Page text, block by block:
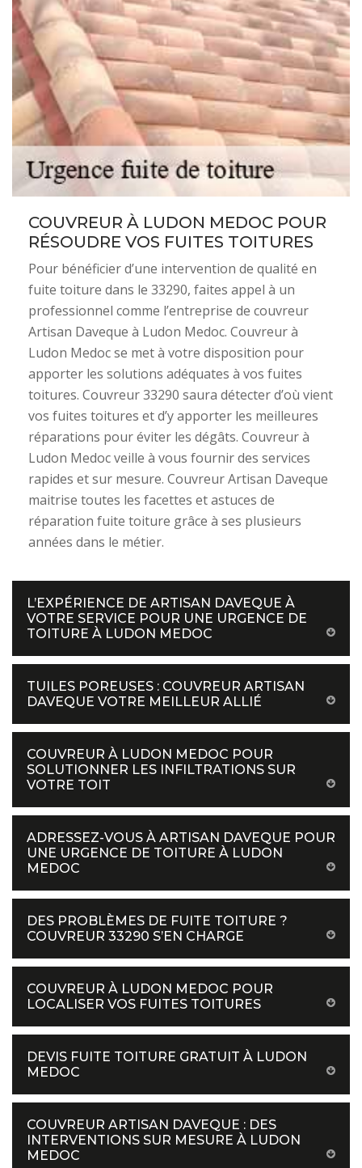
COUVREUR À LUDON MEDOC POUR
RÉSOUDRE VOS FUITES TOITURES
Pour bénéficier d’une intervention de qualité en
fuite toiture dans le 33290, faites appel à un
professionnel comme l’entreprise de couvreur
Artisan Daveque à Ludon Medoc. Couvreur à
Ludon Medoc se met à votre disposition pour
apporter les solutions adéquates à vos fuites
toitures. Couvreur 33290 saura détecter d’où vient
vos fuites toitures et d’y apporter les meilleures
réparations pour éviter les dégâts. Couvreur à
Ludon Medoc veille à vous fournir des services
rapides et sur mesure. Couvreur Artisan Daveque
maitrise toutes les facettes et astuces de
réparation fuite toiture grâce à ses plusieurs
années dans le métier.
L’EXPÉRIENCE DE ARTISAN DAVEQUE À
VOTRE SERVICE POUR UNE URGENCE DE
TOITURE À LUDON MEDOC
TUILES POREUSES : COUVREUR ARTISAN
DAVEQUE VOTRE MEILLEUR ALLIÉ
COUVREUR À LUDON MEDOC POUR
SOLUTIONNER LES INFILTRATIONS SUR
VOTRE TOIT
ADRESSEZ-VOUS À ARTISAN DAVEQUE POUR
UNE URGENCE DE TOITURE À LUDON
MEDOC
DES PROBLÈMES DE FUITE TOITURE ?
COUVREUR 33290 S’EN CHARGE
COUVREUR À LUDON MEDOC POUR
LOCALISER VOS FUITES TOITURES
DEVIS FUITE TOITURE GRATUIT À LUDON
MEDOC
COUVREUR ARTISAN DAVEQUE : DES
INTERVENTIONS SUR MESURE À LUDON
MEDOC